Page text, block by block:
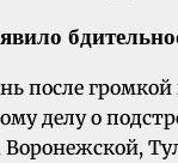
после
делу о
Воронежской,